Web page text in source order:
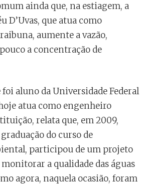
ainda que, na estiagem, a
D’Uvas, que atua como
aumente a vazão,
a concentração de
foi aluno da Universidade Federal
atua como engenheiro
relata que, em 2009,
do curso de
participou de um projeto
a qualidade das águas
agora, naquela ocasião, foram